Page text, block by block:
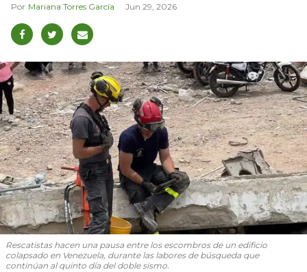
Mariana Torres García Jun 29, 2026
Rescatistas hacen una pausa entre los escombros de un edificio
colapsado en Venezuela, durante las labores de búsqueda que
continúan al quinto día del doble sismo.